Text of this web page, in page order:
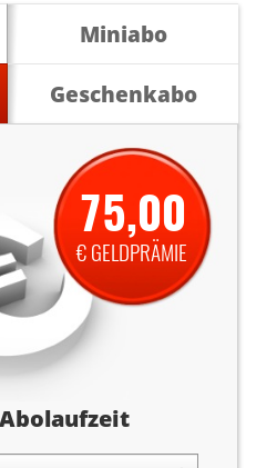
Miniabo
Geschenkabo
75,00
€ GELDPRÄMIE